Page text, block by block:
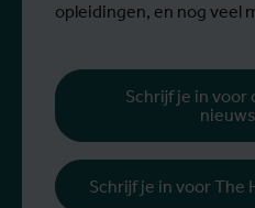
opleidingen, en nog veel
Schrijf je in voor
Schrijf je in voor The